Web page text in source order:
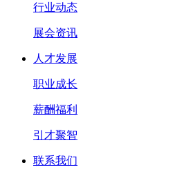
行业动态
展会资讯
人才发展
职业成长
薪酬福利
引才聚智
联系我们